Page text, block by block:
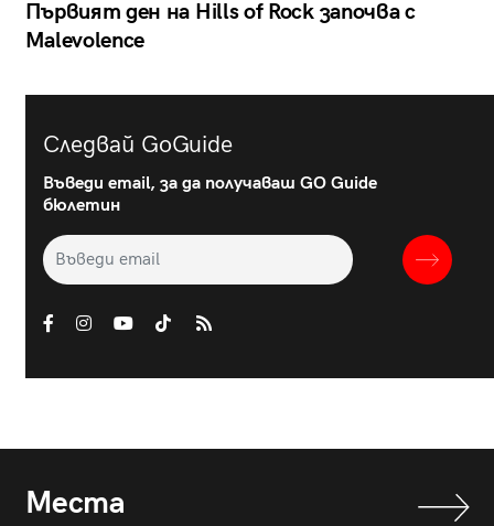
Първият ден на Hills of Rock започва с
Malevolence
Следвай GoGuide
Въведи email, за да получаваш GO Guide
бюлетин
Места